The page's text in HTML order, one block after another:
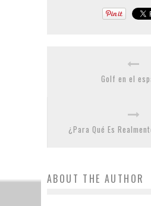
Golf en el
¿Para Qué Es
ABOUT THE AUTHOR